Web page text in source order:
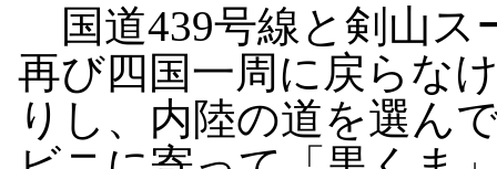
国道439号線と剣山ス
再び四国一周に戻らな
りし、内陸の道を選ん